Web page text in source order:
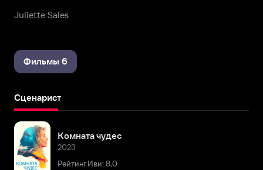
Juliette Sales
Фильмы 6
Сценарист
Комната чудес
2023
Рейтинг Иви: 8,0